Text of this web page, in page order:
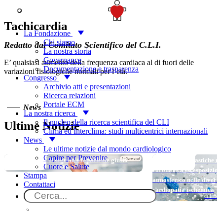
La Fondazione
Chi siamo
La nostra storia
Governance
Documentazione e trasparenza
Congresso
Archivio atti e presentazioni
Ricerca relazioni
Portale ECM
La nostra ricerca
Il nucleo della ricerca scientifica del CLI
Clima ed Interclima: studi multicentrici internazionali
News
Le ultime notizie dal mondo cardiologico
Capire per Prevenire
Cuore e Salute
Stampa
Contattaci
Tachicardia
Redatto dal Comitato Scientifico del C.L.I.
E’ qualsiasi aumento della frequenza cardiaca al di fuori delle
variazioni fisiologiche normali per l’età.
News
Ultime Notizie
TOP NEWS
Long DAPT…? Il segreto è il paziente giusto
di Filippo Stazi
Micro e nanoplastiche
coronarica ed
atmosferico nelle
cardiopatia ischemica
di